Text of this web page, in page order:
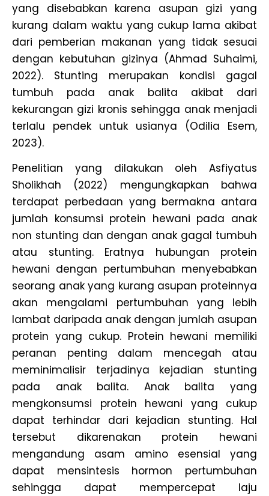
yang disebabkan karena asupan gizi yang
kurang dalam waktu yang cukup lama akibat
dari pemberian makanan yang tidak sesuai
dengan kebutuhan gizinya (Ahmad Suhaimi,
2022). Stunting merupakan kondisi gagal
tumbuh pada anak balita akibat dari
kekurangan gizi kronis sehingga anak menjadi
terlalu pendek untuk usianya (Odilia Esem,
2023).
Penelitian yang dilakukan oleh Asfiyatus
Sholikhah (2022) mengungkapkan bahwa
terdapat perbedaan yang bermakna antara
jumlah konsumsi protein hewani pada anak
non stunting dan dengan anak gagal tumbuh
atau stunting. Eratnya hubungan protein
hewani dengan pertumbuhan menyebabkan
seorang anak yang kurang asupan proteinnya
akan mengalami pertumbuhan yang lebih
lambat daripada anak dengan jumlah asupan
protein yang cukup. Protein hewani memiliki
peranan penting dalam mencegah atau
meminimalisir terjadinya kejadian stunting
pada anak balita. Anak balita yang
mengkonsumsi protein hewani yang cukup
dapat terhindar dari kejadian stunting. Hal
tersebut dikarenakan protein hewani
mengandung asam amino esensial yang
dapat mensintesis hormon pertumbuhan
sehingga dapat mempercepat laju